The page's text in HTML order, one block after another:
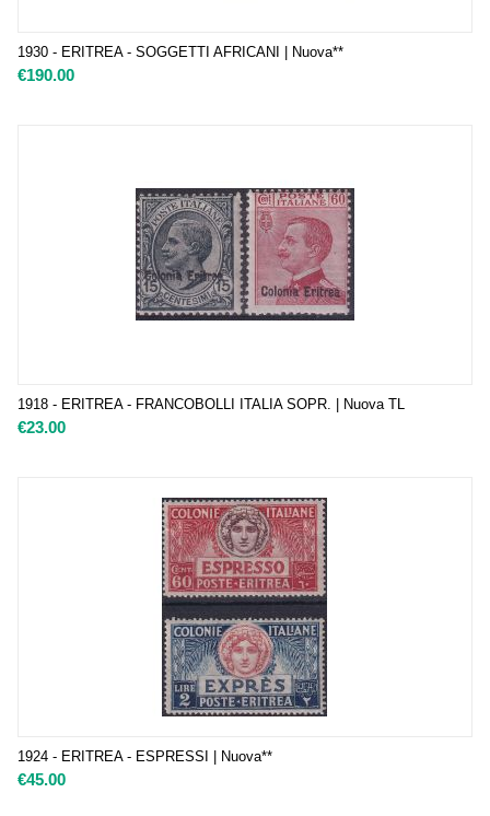
1930 - ERITREA - SOGGETTI AFRICANI | Nuova**
€190.00
1918 - ERITREA - FRANCOBOLLI ITALIA SOPR. | Nuova TL
€23.00
1924 - ERITREA - ESPRESSI | Nuova**
€45.00